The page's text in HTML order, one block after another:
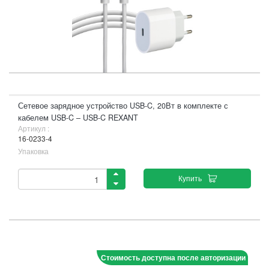
Сетевое зарядное устройство USB-C, 20Вт в комплекте с
кабелем USB-C – USB-C REXANT
Артикул :
16-0233-4
Упаковка
Купить
Стоимость доступна после авторизации